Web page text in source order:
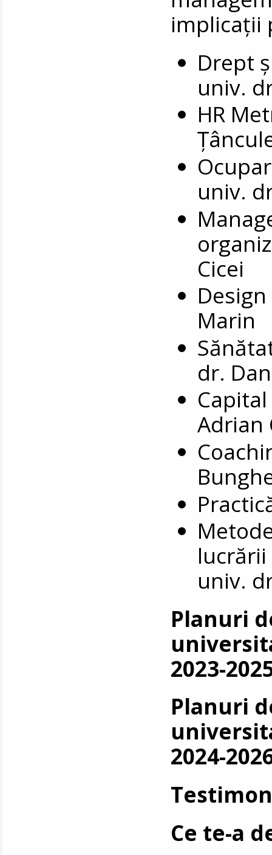
implicații
Drept
univ.
HR
univ.
Cicei
Marin
dr.
Adrian
lucrării
univ.
Planuri
2023-
Planuri
2024-
Ce te-a